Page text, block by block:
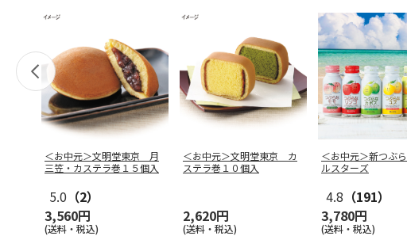
＜お中元＞文明堂東京 月
三笠・カステラ巻１５個入
5.0 （2）
3,560円
(送料・税込)
＜お中元＞文明堂東京 カ
ステラ巻１０個入
2,620円
(送料・税込)
＜お中元＞新つぶ
ルスターズ
4.8 （191）
3,780円
(送料・税込)